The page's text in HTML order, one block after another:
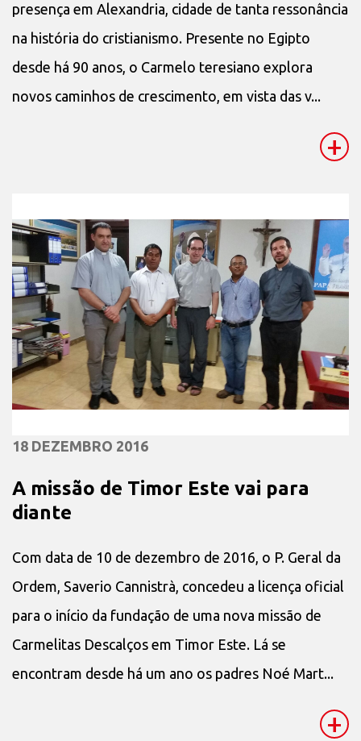
presença em Alexandria, cidade de tanta ressonância
na história do cristianismo. Presente no Egipto
desde há 90 anos, o Carmelo teresiano explora
novos caminhos de crescimento, em vista das v...
+
18 DEZEMBRO 2016
A missão de Timor Este vai para
diante
Com data de 10 de dezembro de 2016, o P. Geral da
Ordem, Saverio Cannistrà, concedeu a licença oficial
para o início da fundação de uma nova missão de
Carmelitas Descalços em Timor Este. Lá se
encontram desde há um ano os padres Noé Mart...
+